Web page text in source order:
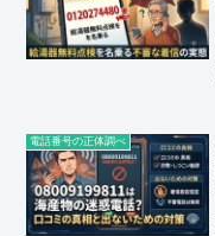
電話番号の正体調べ